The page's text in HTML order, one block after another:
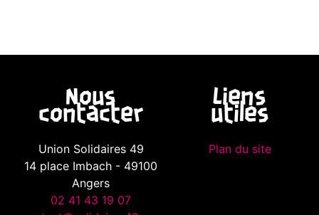
Nous
contacter
Union Solidaires 49
14 place Imbach - 49100
Angers
02 41 43 19 07
Liens
utiles
Plan du site